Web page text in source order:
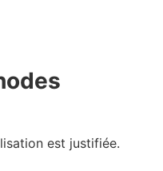
est justifiée.